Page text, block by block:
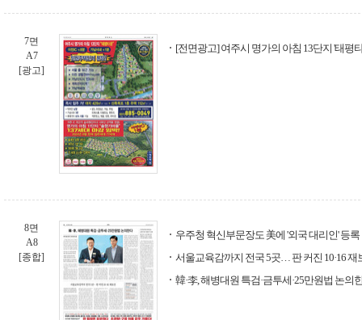
7면
A7
[광고]
[전면광고] 여주시 명가의 아침 13단지 '태평
8면
A8
[종합]
우주청 혁신부문장도 美에 '외국 대리인' 등록
서울교육감까지 전국 5곳… 판 커진 10·16 재
韓·李, 해병대원 특검·금투세·25만원법 논의